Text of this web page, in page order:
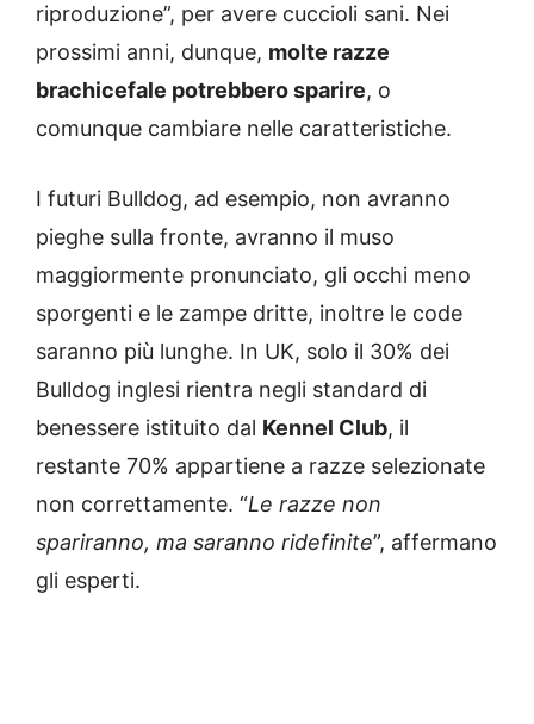
riproduzione”, per avere cuccioli sani. Nei
prossimi anni, dunque, molte razze
brachicefale potrebbero sparire, o
comunque cambiare nelle caratteristiche.
I futuri Bulldog, ad esempio, non avranno
pieghe sulla fronte, avranno il muso
maggiormente pronunciato, gli occhi meno
sporgenti e le zampe dritte, inoltre le code
saranno più lunghe. In UK, solo il 30% dei
Bulldog inglesi rientra negli standard di
benessere istituito dal Kennel Club, il
restante 70% appartiene a razze selezionate
non correttamente. “Le razze non
spariranno, ma saranno ridefinite”, affermano
gli esperti.